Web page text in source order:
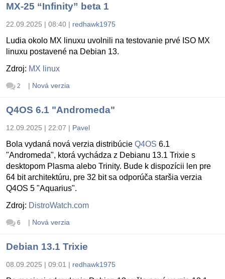
MX-25 “Infinity” beta 1
22.09.2025 | 08:40 | redhawk1975
Ludia okolo MX linuxu uvolnili na testovanie prvé ISO MX
linuxu postavené na Debian 13.
Zdroj: MX linux
2 | Nová verzia
Q4OS 6.1 "Andromeda"
12.09.2025 | 22:07 | Pavel
Bola vydaná nová verzia distribúcie Q4OS 6.1
"Andromeda", ktorá vychádza z Debianu 13.1 Trixie s
desktopom Plasma alebo Trinity. Bude k dispozícii len pre
64 bit architektúru, pre 32 bit sa odporúča staršia verzia
Q4OS 5 "Aquarius".
Zdroj: DistroWatch.com
6 | Nová verzia
Debian 13.1 Trixie
08.09.2025 | 09:01 | redhawk1975